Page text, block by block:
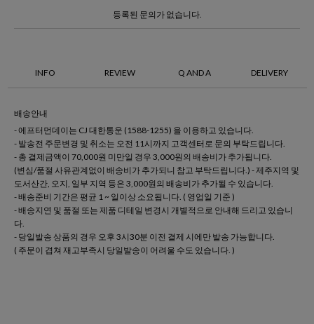
등록된 문의가 없습니다.
INFO REVIEW Q AND A DELIVERY
배송안내
- 에프터먼데이는 CJ 대한통운 (1588-1255) 을 이용하고 있습니다.
- 발송전 주문변경 및 취소는 오전 11시까지 고객센터로 문의 부탁드립니다.
- 총 결제금액이 70,000원 미만일 경우 3,000원의 배송비가 추가됩니다.
(변심/품절 사유관계없이 배송비가 추가되니 참고 부탁드립니다.) - 제주지역 및
도서산간, 오지, 일부 지역 등은 3,000원의 배송비가 추가될 수 있습니다.
- 배송준비 기간은 평균 1 ~ 일이상 소요됩니다. ( 영업일 기준 )
- 배송지연 및 품절 또는 제품 디테일 변경시 개별적으로 안내해 드리고 있습니
다.
- 당일발송 상품의 경우 오후 3시30분 이전 결제 시에만 발송 가능합니다.
( 주문이 겹쳐 재고부족시 당일발송이 어려울 수도 있습니다. )